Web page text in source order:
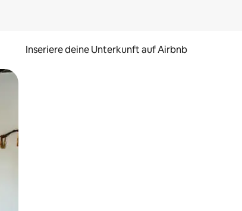
Inseriere deine Unterkunft auf Airbnb